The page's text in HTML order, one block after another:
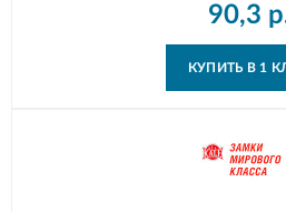
90,3
КУПИТЬ В 1